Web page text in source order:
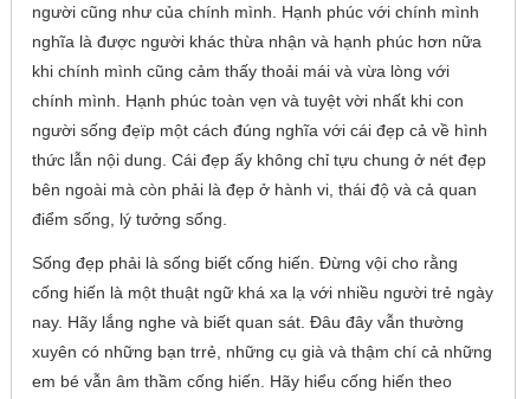
người cũng như của chính mình. Hạnh phúc với chính mình
nghĩa là được người khác thừa nhận và hạnh phúc hơn nữa
khi chính mình cũng cảm thấy thoải mái và vừa lòng với
chính mình. Hạnh phúc toàn vẹn và tuyệt vời nhất khi con
người sống đẹïp một cách đúng nghĩa với cái đẹp cả về hình
thức lẫn nội dung. Cái đẹp ấy không chỉ tựu chung ở nét đẹp
bên ngoài mà còn phải là đẹp ở hành vi, thái độ và cả quan
điểm sống, lý tưởng sống.
Sống đẹp phải là sống biết cống hiến. Đừng vội cho rằng
cống hiến là một thuật ngữ khá xa lạ với nhiều người trẻ ngày
nay. Hãy lắng nghe và biết quan sát. Đâu đây vẫn thường
xuyên có những bạn trrẻ, những cụ già và thậm chí cả những
em bé vẫn âm thầm cống hiến. Hãy hiểu cống hiến theo